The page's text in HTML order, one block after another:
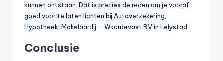
kunnen ontstaan. Dat is precies de reden om je vooraf
goed voor te laten lichten bij Autoverzekering,
Hypotheek, Makelaardij – Waardevast BV in Lelystad.
Conclusie